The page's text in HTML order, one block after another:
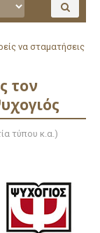
να σταματήσεις
τον
τύπου κ.α.)